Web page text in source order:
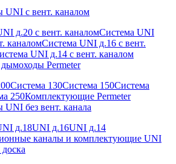
с вент. каналом
д.20 с вент. каналомСистема UNI
каналомСистема UNI д.16 с вент.
UNI д.14 с вент. каналом
Permeter
Система 130Система 150Система
250Комплектующие Permeter
без вент. канала
д.18UNI д.16UNI д.14
каналы и комплектующие UNI